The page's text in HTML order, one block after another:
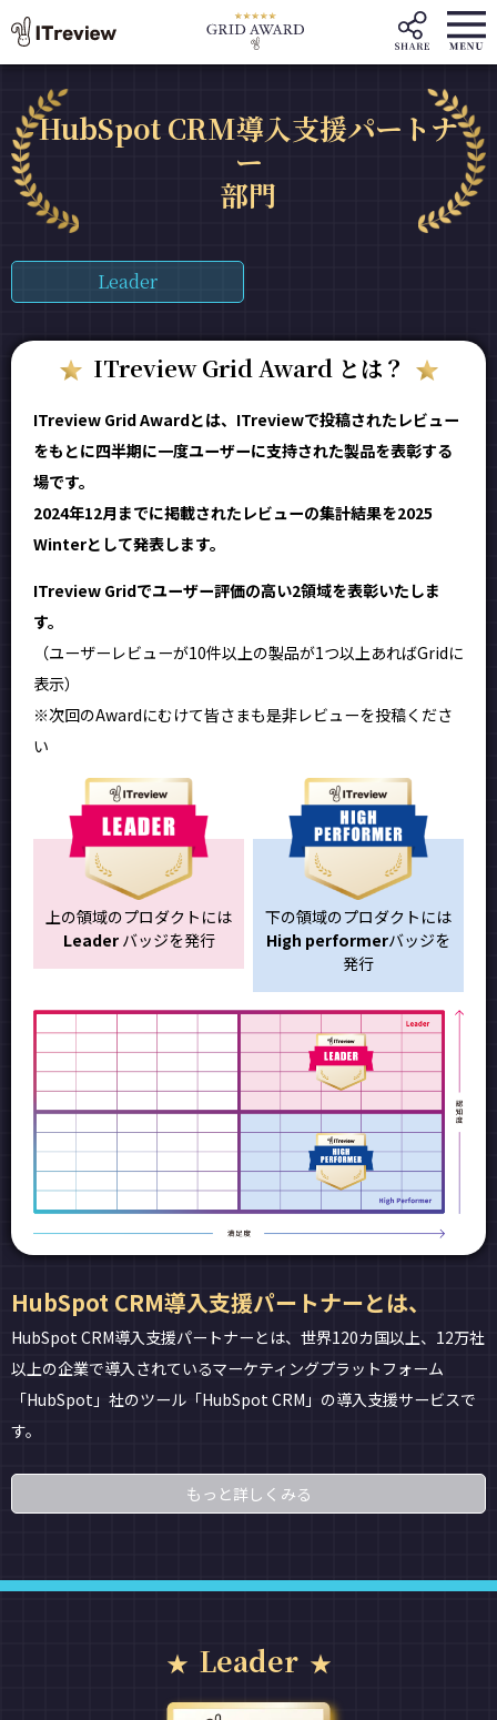
HubSpot CRM導入支援パートナ
ー
部門
Leader
ITreview Grid Award とは？
ITreview Grid Awardとは、ITreviewで投稿されたレビュー
をもとに四半期に一度ユーザーに支持された製品を表彰する
場です。
2024年12月までに掲載されたレビューの集計結果を2025
Winterとして発表します。
ITreview Gridでユーザー評価の高い2領域を表彰いたしま
す。
（ユーザーレビューが10件以上の製品が1つ以上あればGridに
表示）
※次回のAwardにむけて皆さまも是非レビューを投稿くださ
い
上の領域のプロダクトには
Leaderバッジを発行
下の領域のプロダクトには
High performerバッジを
発行
HubSpot CRM導入支援パートナーとは、
HubSpot CRM導入支援パートナーとは、世界120カ国以上、12万社
以上の企業で導入されているマーケティングプラットフォーム
「HubSpot」社のツール「HubSpot CRM」の導入支援サービスで
す。
もっと詳しくみる
Leader